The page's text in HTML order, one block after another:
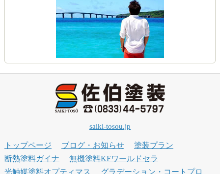
saiki-tosou.jp
トップページ ブログ・お知らせ
塗装プラン
断熱塗料ガイナ
無機塗料KFワールドセラ
光触媒塗料オプティマス
グラデーション・コートプロ